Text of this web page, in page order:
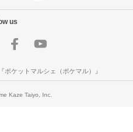
us
ポケットマルシェ（ポケマル）』
Kaze Taiyo, Inc.